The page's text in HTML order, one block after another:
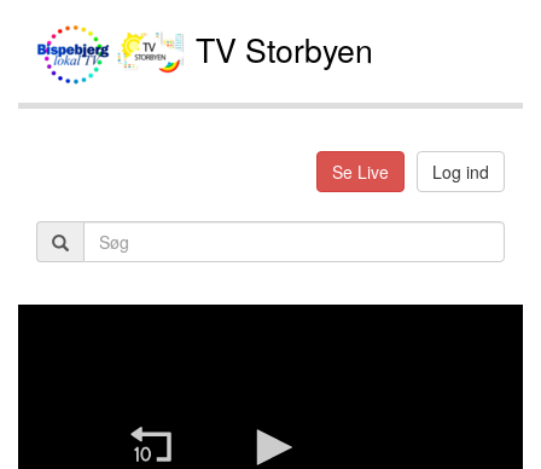
TV Storbyen
Se Live Log ind